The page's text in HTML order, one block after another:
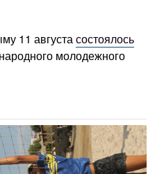
11 августасостоялось
молодежного